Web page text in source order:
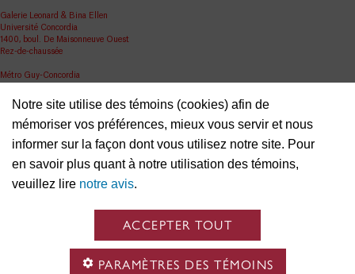
Notre site utilise des témoins (cookies) afin de
mémoriser vos préférences, mieux vous servir et nous
informer sur la façon dont vous utilisez notre site. Pour
en savoir plus quant à notre utilisation des témoins,
veuillez lire notre avis.
ACCEPTER TOUT
PARAMÈTRES DES TÉMOINS
Galerie Leonard & Bina Ellen
Université Concordia
1400, boul. De Maisonneuve Ouest
Rez-de-chaussée
Métro Guy-Concordia
Partager
ellen.artgallery@concordia.ca